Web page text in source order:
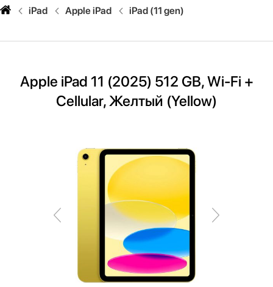
iPad Apple iPad iPad (11 gen)
Apple iPad 11 (2025) 512 GB, Wi-Fi +
Cellular, Желтый (Yellow)